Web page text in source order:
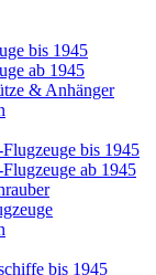
bis 1945
ab 1945
& Anhänger
bis 1945
ab 1945
bis 1945